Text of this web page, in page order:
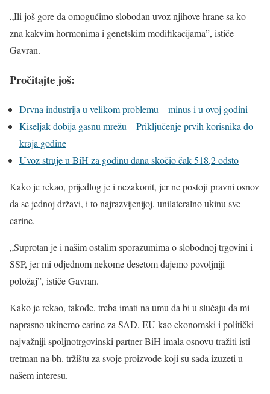
„Ili još gore da omogućimo slobodan uvoz njihove hrane sa ko
zna kakvim hormonima i genetskim modifikacijama”, ističe
Gavran.
Pročitajte još:
Drvna industrija u velikom problemu – minus i u ovoj godini
Kiseljak dobija gasnu mrežu – Priključenje prvih korisnika do
kraja godine
Uvoz struje u BiH za godinu dana skočio čak 518,2 odsto
Kako je rekao, prijedlog je i nezakonit, jer ne postoji pravni osnov
da se jednoj državi, i to najrazvijenijoj, unilateralno ukinu sve
carine.
„Suprotan je i našim ostalim sporazumima o slobodnoj trgovini i
SSP, jer mi odjednom nekome desetom dajemo povoljniji
položaj”, ističe Gavran.
Kako je rekao, takođe, treba imati na umu da bi u slučaju da mi
naprasno ukinemo carine za SAD, EU kao ekonomski i politički
najvažniji spoljnotrgovinski partner BiH imala osnovu tražiti isti
tretman na bh. tržištu za svoje proizvode koji su sada izuzeti u
našem interesu.